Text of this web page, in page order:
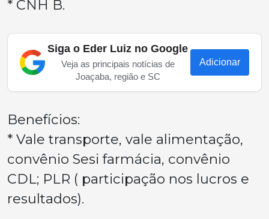
* CNH B.
Siga o Eder Luiz no Google
Veja as principais notícias de
Joaçaba, região e SC
Adicionar
Benefícios:
* Vale transporte, vale alimentação,
convênio Sesi farmácia, convênio
CDL; PLR ( participação nos lucros e
resultados).